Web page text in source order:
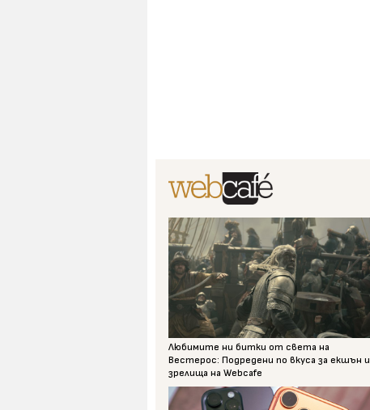
Любимите ни битки от света на
Вестерос: Подредени по вкуса за екшън и
зрелища на Webcafe